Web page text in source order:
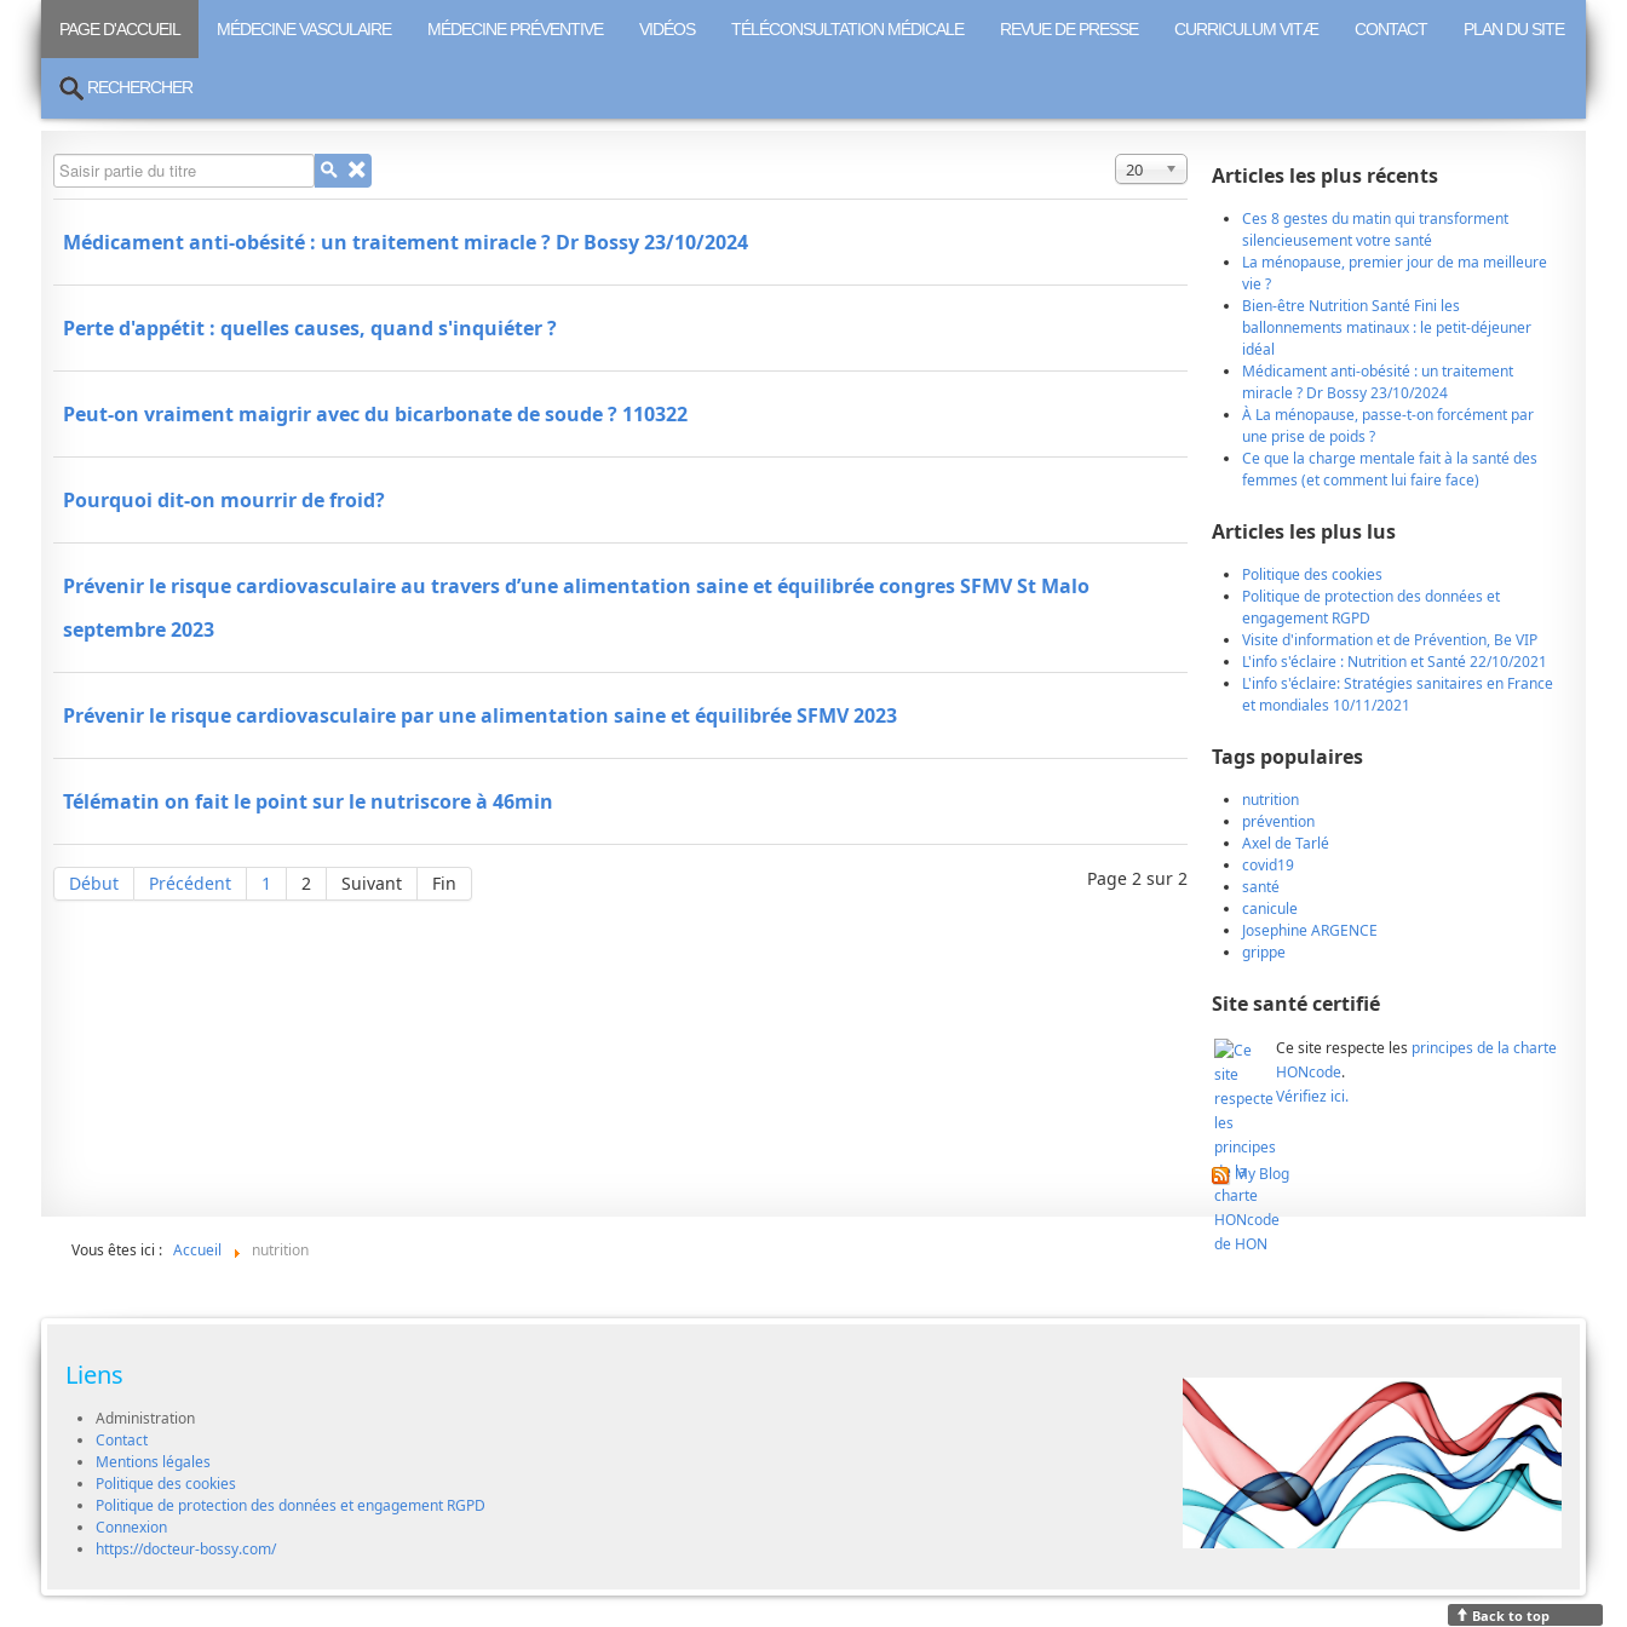
PAGE D'ACCUEIL MÉDECINE VASCULAIRE MÉDECINE PRÉVENTIVE VIDÉOS TÉLÉCONSULTATION MÉDICALE REVUE DE PRESSE CURRICULUM VITÆ CONTACT PLAN DU SITE
RECHERCHER
Saisir partie du titre Affichage #
20
Médicament anti-obésité : un traitement miracle ? Dr Bossy 23/10/2024
Perte d'appétit : quelles causes, quand s'inquiéter ?
Peut-on vraiment maigrir avec du bicarbonate de soude ? 110322
Pourquoi dit-on mourrir de froid?
Prévenir le risque cardiovasculaire au travers d’une alimentation saine et équilibrée congres SFMV St Malo
septembre 2023
Prévenir le risque cardiovasculaire par une alimentation saine et équilibrée SFMV 2023
Télématin on fait le point sur le nutriscore à 46min
Page 2 sur 2
Début Précédent 1 2 Suivant Fin
Articles les plus récents
Ces 8 gestes du matin qui transforment
silencieusement votre santé
La ménopause, premier jour de ma meilleure
vie ?
Bien-être Nutrition Santé Fini les
ballonnements matinaux : le petit-déjeuner
idéal
Médicament anti-obésité : un traitement
miracle ? Dr Bossy 23/10/2024
À La ménopause, passe-t-on forcément par
une prise de poids ?
Ce que la charge mentale fait à la santé des
femmes (et comment lui faire face)
Articles les plus lus
Politique des cookies
Politique de protection des données et
engagement RGPD
Visite d'information et de Prévention, Be VIP
L'info s'éclaire : Nutrition et Santé 22/10/2021
L'info s'éclaire: Stratégies sanitaires en France
et mondiales 10/11/2021
Tags populaires
nutrition
prévention
Axel de Tarlé
covid19
santé
canicule
Josephine ARGENCE
grippe
Site santé certifié
Ce site respecte les principes de la charte
HONcode.
Vérifiez ici.
My Blog
Vous êtes ici : Accueil nutrition
Liens
Administration
Contact
Mentions légales
Politique des cookies
Politique de protection des données et engagement RGPD
Connexion
https://docteur-bossy.com/
Back to top